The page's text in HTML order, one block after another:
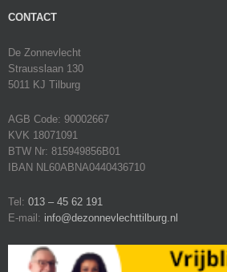
CONTACT
De Zonnevlecht
Strausslaan 130
5011 KJ Tilburg
AGB Code: 90002667
KVK 18071091
BTW Nr: 815949856B01
IBAN NL60ABNA0440436710
Tel: 013 – 45 62 191
E-mail: info@dezonnevlechttilburg.nl